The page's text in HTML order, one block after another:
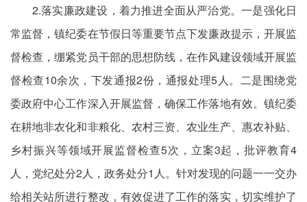
2.落实廉政建设，着力推进全面从严治党。一是强化日
常监督，镇纪委在节假日等重要节点下发廉政提示，开展监
督检查，绷紧党员干部的思想防线，在作风建设领域开展监
督检查10余次，下发通报2份，通报处理5人。二是围绕党
委政府中心工作深入开展监督，确保工作落地有效。镇纪委
在耕地非农化和非粮化、农村三资、农业生产、惠农补贴、
乡村振兴等领域开展监督检查5次，立案3起，批评教育4
人，党纪处分2人，政务处分1人。针对发现的问题一一交办
给相关站所进行整改，有效促进了工作的落实，切实维护了